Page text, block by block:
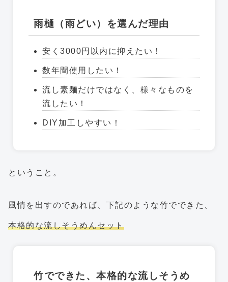
雨樋（雨どい）を選んだ理由
安く3000円以内に抑えたい！
数年間使用したい！
流し素麺だけではなく、様々なものを
流したい！
DIY加工しやすい！
ということ。
風情を出すのであれば、下記のような竹でできた、
本格的な流しそうめんセット
竹でできた、本格的な流しそうめ